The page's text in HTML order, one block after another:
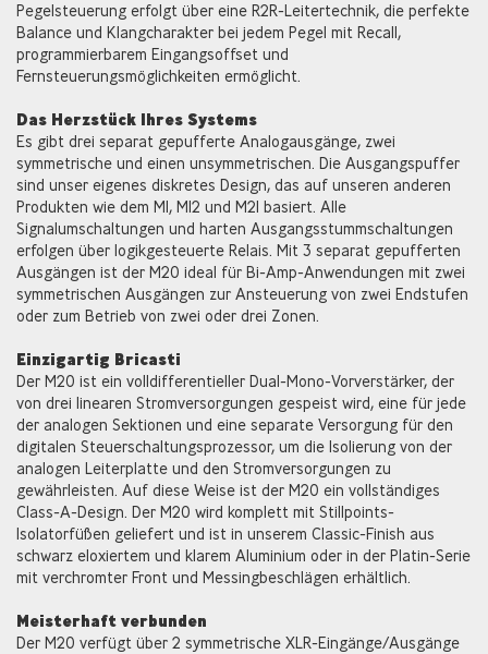
Pegelsteuerung erfolgt über eine R2R-Leitertechnik, die perfekte
Balance und Klangcharakter bei jedem Pegel mit Recall,
programmierbarem Eingangsoffset und
Fernsteuerungsmöglichkeiten ermöglicht.
Das Herzstück Ihres Systems
Es gibt drei separat gepufferte Analogausgänge, zwei
symmetrische und einen unsymmetrischen. Die Ausgangspuffer
sind unser eigenes diskretes Design, das auf unseren anderen
Produkten wie dem M1, M12 und M21 basiert. Alle
Signalumschaltungen und harten Ausgangsstummschaltungen
erfolgen über logikgesteuerte Relais. Mit 3 separat gepufferten
Ausgängen ist der M20 ideal für Bi-Amp-Anwendungen mit zwei
symmetrischen Ausgängen zur Ansteuerung von zwei Endstufen
oder zum Betrieb von zwei oder drei Zonen.
Einzigartig Bricasti
Der M20 ist ein volldifferentieller Dual-Mono-Vorverstärker, der
von drei linearen Stromversorgungen gespeist wird, eine für jede
der analogen Sektionen und eine separate Versorgung für den
digitalen Steuerschaltungsprozessor, um die Isolierung von der
analogen Leiterplatte und den Stromversorgungen zu
gewährleisten. Auf diese Weise ist der M20 ein vollständiges
Class-A-Design. Der M20 wird komplett mit Stillpoints-
Isolatorfüßen geliefert und ist in unserem Classic-Finish aus
schwarz eloxiertem und klarem Aluminium oder in der Platin-Serie
mit verchromter Front und Messingbeschlägen erhältlich.
Meisterhaft verbunden
Der M20 verfügt über 2 symmetrische XLR-Eingänge/Ausgänge